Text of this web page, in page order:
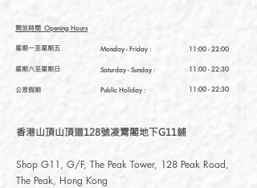
11:00 - 22:00
11:00 - 22:30
11:00 - 22:30
開放時間 Opening Hours
星期一至星期五
星期六至星期日
公眾假期
Monday - Friday :
Saturday- Sunday :
Public Holiday :
香港山頂山頂道128號凌霄閣地下G11舖
Shop G11, G/F, The Peak Tower, 128 Peak Road,
The Peak, Hong Kong